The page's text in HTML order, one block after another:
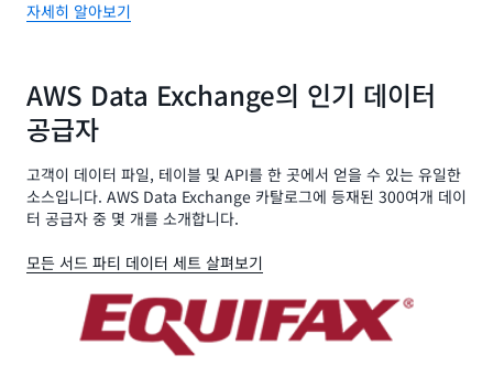
자세히 알아보기
AWS Data Exchange의 인기 데이터
공급자
고객이 데이터 파일, 테이블 및 API를 한 곳에서 얻을 수 있는 유일한
소스입니다. AWS Data Exchange 카탈로그에 등재된 300여개 데이
터 공급자 중 몇 개를 소개합니다.
모든 서드 파티 데이터 세트 살펴보기